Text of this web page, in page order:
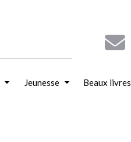
Jeunesse Beaux livres